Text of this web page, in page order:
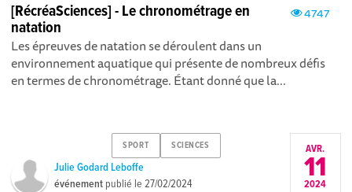
4747
[RécréaSciences] - Le chronométrage en
natation
Les épreuves de natation se déroulent dans un
environnement aquatique qui présente de nombreux défis
en termes de chronométrage. Étant donné que la...
SPORT SCIENCES
Julie Godard Leboffe
événement publié le27/02/2024
AVR.
11
2024